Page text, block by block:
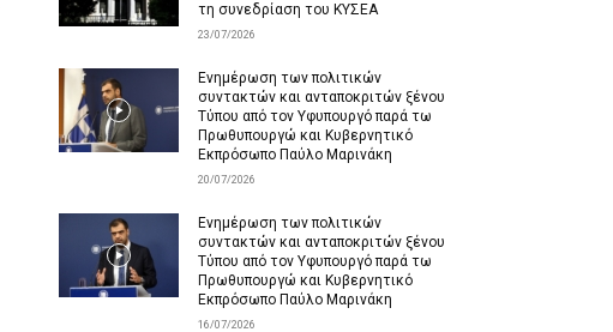
τη συνεδρίαση του ΚΥΣΕΑ
23/07/2026
Ενημέρωση των πολιτικών
συντακτών και ανταποκριτών ξένου
Τύπου από τον Υφυπουργό παρά τω
Πρωθυπουργώ και Κυβερνητικό
Εκπρόσωπο Παύλο Μαρινάκη
20/07/2026
Ενημέρωση των πολιτικών
συντακτών και ανταποκριτών ξένου
Τύπου από τον Υφυπουργό παρά τω
Πρωθυπουργώ και Κυβερνητικό
Εκπρόσωπο Παύλο Μαρινάκη
16/07/2026